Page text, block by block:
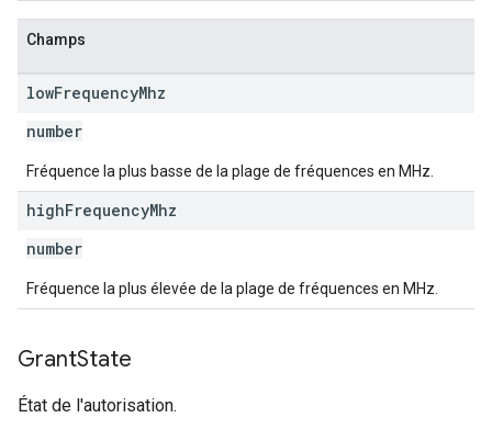
Champs
lowFrequencyMhz
number
Fréquence la plus basse de la plage de fréquences en MHz.
highFrequencyMhz
number
Fréquence la plus élevée de la plage de fréquences en MHz.
GrantState
État de l'autorisation.